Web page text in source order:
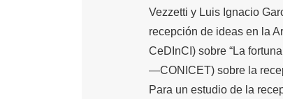
Vezzetti y Luis Ignacio
recepción de ideas en la
CeDInCI) sobre “La
—CONICET) sobre la
Para un estudio de la